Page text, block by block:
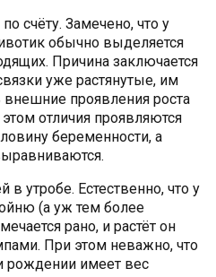
счёту. Замечено, что у
обычно выделяется
Причина заключается
уже растянутые, им
проявления роста
отличия проявляются
беременности, а
утробе. Естественно, что у
(а уж тем более
рано, и растёт он
При этом неважно, что
рождении имеет вес